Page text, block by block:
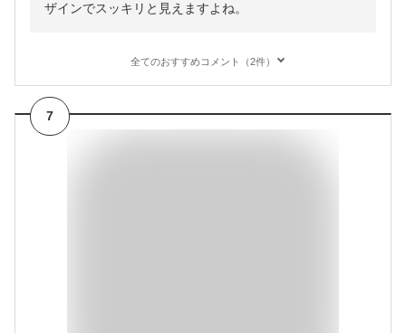
ザインでスッキリと見えますよね。
全てのおすすめコメント（2件）
7